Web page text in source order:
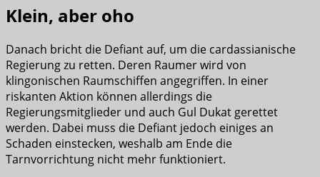
Klein, aber oho
Danach bricht die Defiant auf, um die cardassianische
Regierung zu retten. Deren Raumer wird von
klingonischen Raumschiffen angegriffen. In einer
riskanten Aktion können allerdings die
Regierungsmitglieder und auch Gul Dukat gerettet
werden. Dabei muss die Defiant jedoch einiges an
Schaden einstecken, weshalb am Ende die
Tarnvorrichtung nicht mehr funktioniert.